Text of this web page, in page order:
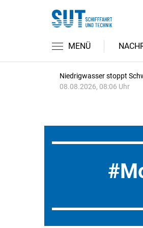
MENÜ
Niedrigwasser stoppt
08.08.2026, 08:06 Uhr